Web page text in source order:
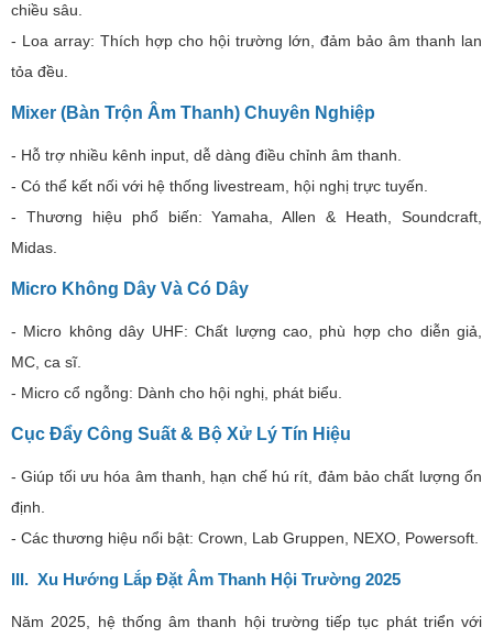
chiều sâu.
- Loa array: Thích hợp cho hội trường lớn, đảm bảo âm thanh lan
tỏa đều.
Mixer (Bàn Trộn Âm Thanh) Chuyên Nghiệp
- Hỗ trợ nhiều kênh input, dễ dàng điều chỉnh âm thanh.
- Có thể kết nối với hệ thống livestream, hội nghị trực tuyến.
- Thương hiệu phổ biến: Yamaha, Allen & Heath, Soundcraft,
Midas.
Micro Không Dây Và Có Dây
- Micro không dây UHF: Chất lượng cao, phù hợp cho diễn giả,
MC, ca sĩ.
- Micro cổ ngỗng: Dành cho hội nghị, phát biểu.
Cục Đẩy Công Suất & Bộ Xử Lý Tín Hiệu
- Giúp tối ưu hóa âm thanh, hạn chế hú rít, đảm bảo chất lượng ổn
định.
- Các thương hiệu nổi bật: Crown, Lab Gruppen, NEXO, Powersoft.
III. Xu Hướng Lắp Đặt Âm Thanh Hội Trường 2025
Năm 2025, hệ thống âm thanh hội trường tiếp tục phát triển với